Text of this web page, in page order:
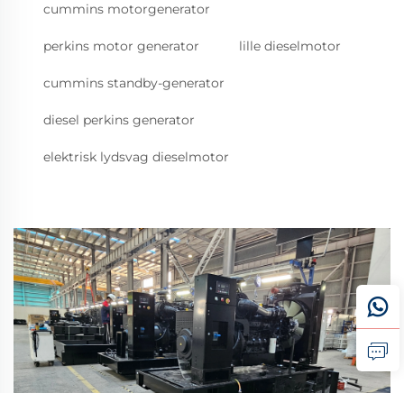
cummins motorgenerator
perkins motor generator lille dieselmotor
cummins standby-generator
diesel perkins generator
elektrisk lydsvag dieselmotor